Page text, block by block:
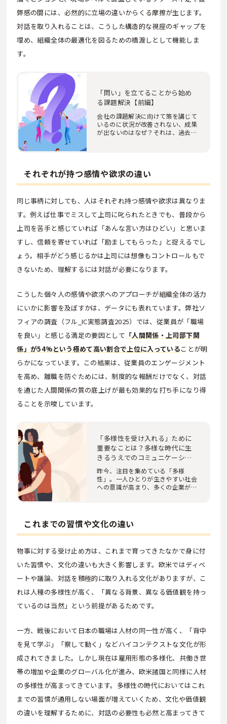
弊感の間には、必然的に立場の違いからくる摩擦が生じます。
対話を取り入れることは、こうした構造的な視座のギャップを
埋め、組織全体の最適化を図るための橋渡しとして機能しま
す。
「問い」を立てることから始め
る課題解決【前編】
会社の課題解決に向けて策を講じて
いるのに状況が改善されない、成果
が出ないのはなぜ？それは、過去の
それぞれが持つ感情や欲求の違い
同じ事柄に対しても、人はそれぞれ持つ感情や欲求は異なりま
す。例えば仕事でミスして上司に叱られたときでも、普段から
上司を苦手と感じていれば「あんな言い方はひどい」と思いま
すし、信頼を寄せていれば「励ましてもらった」と捉えるでし
ょう。相手がどう感じるかは上司には想像もコントロールもで
きないため、理解するには対話が必要になります。
こうした個々人の感情や欲求へのアプローチが組織全体の活力
にいかに影響を及ぼすかは、データにも表れています。弊社ソ
フィアの調査（フル_IC実態調査2025）では、従業員が「職場
を良い」と感じる満足の要因として 「人間関係・上司部下関
係」が54%という極めて高い割合で上位に入っていることが明
らかになっています。この結果は、従業員のエンゲージメント
を高め、離職を防ぐためには、制度的な報酬だけでなく、対話
を通じた人間関係の質の底上げが最も効果的な打ち手になり得
ることを示唆しています。
「多様性を受け入れる」ために
重要なことは？多様な時代に生
きるうえでのコミュニケーショ
ンとは​
昨今、注目を集めている「多様
性」。一人ひとりが生きやすい社会
への意識が高まり、多くの企業が多
これまでの習慣や文化の違い
物事に対する受け止め方は、これまで育ってきたなかで身に付
いた習慣や、文化の違いも大きく影響します。欧米ではディベ
ートや議論、対話を積極的に取り入れる文化がありますが、こ
れは人種の多様性が高く、「異なる背景、異なる価値観を持っ
ているのは当然」という前提があるためです。
一方、戦後において日本の職場は人材の同一性が高く、「背中
を見て学ぶ」「察して動く」などハイコンテクストな文化が形
成されてきました。しかし現在は雇用形態の多様化、共働き世
帯の増加や企業のグローバル化が進み、欧米諸国と同様に人材
の多様性が高まってきています。多様性の時代においてはこれ
までの習慣が通用しない場面が増えていくため、文化や価値観
の違いを理解するために、対話の必要性も必然と高まってきて